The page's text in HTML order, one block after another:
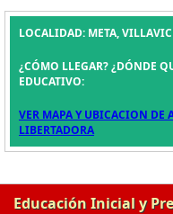
LOCALIDAD: META,
¿CÓMO LLEGAR? ¿DÓNDE
EDUCATIVO:
VER MAPA Y UBICACION DE
LIBERTADORA
Educación Inicial y